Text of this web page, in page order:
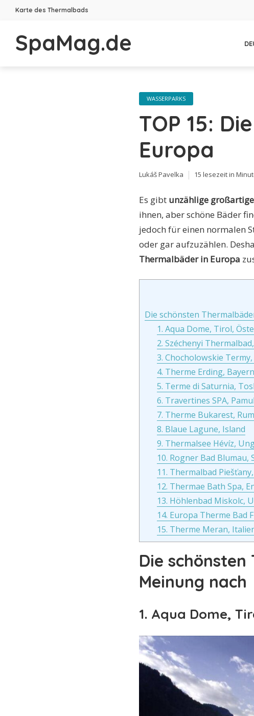
Karte des Thermalbads
SpaMag.de
WASSERPARKS
TOP 15:
Europa
Lukáš Pavelka 15 lesezeit in
Es gibt unzählige
ihnen, aber schöne Bäder
jedoch für einen normalen
oder gar aufzuzählen.
Thermalbäder in Europa
Die schönsten
1. Aqua Dome, Tirol,
2. Széchenyi
3. Chocholowskie
4. Therme Erding,
5. Terme di Saturnia,
6. Travertines SPA,
7. Therme Bukarest,
8. Blaue Lagune, Island
9. Thermalsee Hévíz,
10. Rogner Bad
11. Thermalbad
12. Thermae Bath Spa,
13. Höhlenbad Miskolc,
14. Europa Therme Bad
15. Therme Meran,
Die
Meinung nach
1. Aqua Dome,